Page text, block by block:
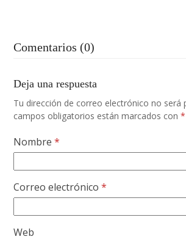
Comentarios (0)
Deja una respuesta
Tu dirección de correo electrónico no será
campos obligatorios están marcados con*
Nombre*
Correo electrónico*
Web